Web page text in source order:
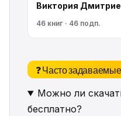
Виктория
46 книг · 46 подп.
❓ Часто
Можно ли
бесплатно?